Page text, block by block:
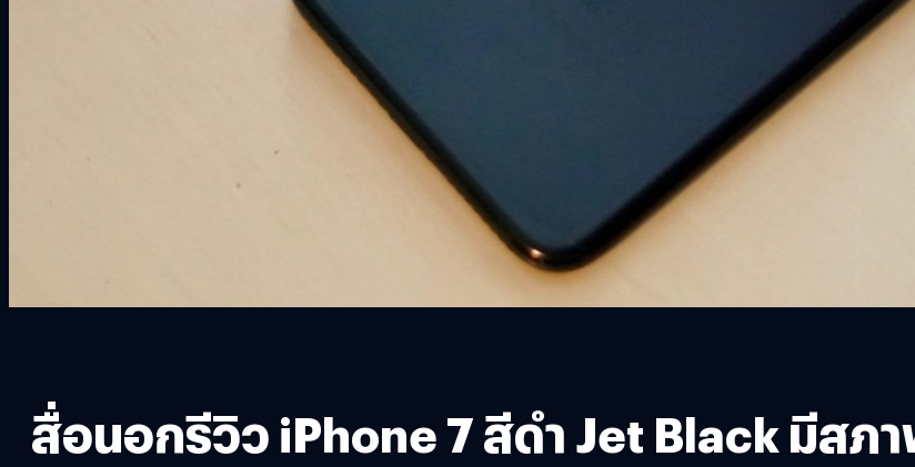
สื่อนอกรีวิว iPhone 7 สีดำ Jet Black มีสภ